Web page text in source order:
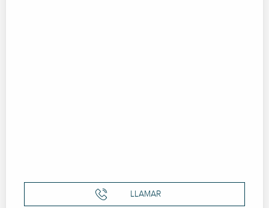
LLAMAR